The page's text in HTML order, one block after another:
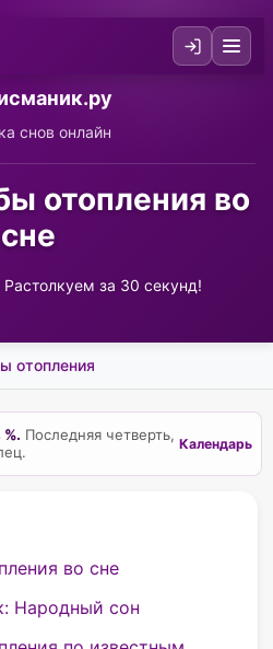
снов онлайн
отопления во
сне
за 30 секунд!
отопления
Последняя четверть,
Календарь
во сне
Народный сон